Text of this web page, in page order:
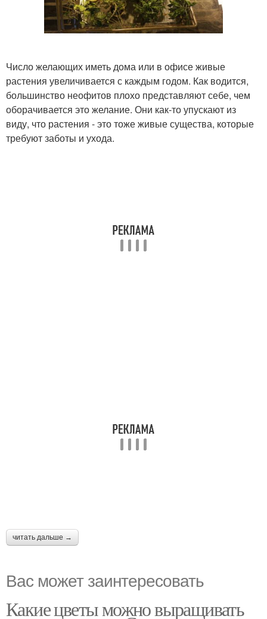
Число желающих иметь дома или в офисе живые
растения увеличивается с каждым годом. Как водится,
большинство неофитов плохо представляют себе, чем
оборачивается это желание. Они как-то упускают из
виду, что растения - это тоже живые существа, которые
требуют заботы и ухода.
читать дальше →
Вас может заинтересовать
Какие цветы можно выращивать